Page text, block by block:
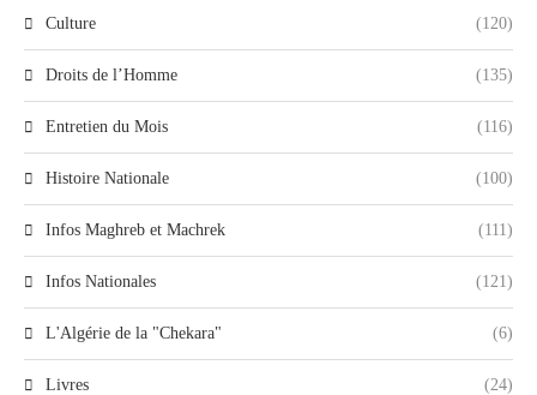
Culture (120)
Droits de l’Homme (135)
Entretien du Mois (116)
Histoire Nationale (100)
Infos Maghreb et Machrek (111)
Infos Nationales (121)
L'Algérie de la "Chekara" (6)
Livres (24)